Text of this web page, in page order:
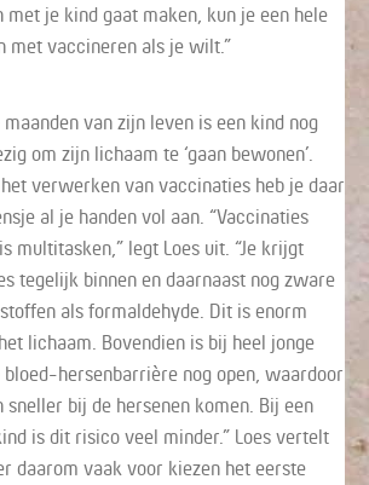
met je kind gaat maken, kun je een hele
met vaccineren als je wilt.”
van zijn leven is een kind nog
om zijn lichaam te ‘gaan bewonen’.
verwerken van vaccinaties heb je daar
al je handen vol aan. “Vaccinaties
multitasken,” legt Loes uit. “Je krijgt
tegelijk binnen en daarnaast nog zware
als formaldehyde. Dit is enorm
lichaam. Bovendien is bij heel jonge
bloed-hersenbarrière nog open, waardoor
sneller bij de hersenen komen. Bij een
is dit risico veel minder.” Loes vertelt
daarom vaak voor kiezen het eerste